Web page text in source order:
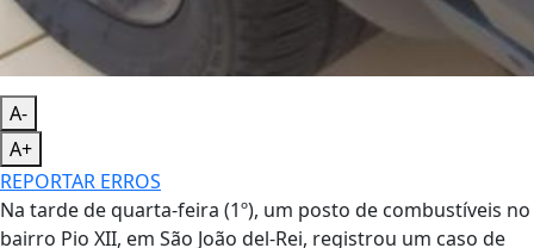
A-
A+
REPORTAR ERROS
Na tarde de quarta-feira (1º), um posto de combustíveis no
bairro Pio XII, em São João del-Rei, registrou um caso de